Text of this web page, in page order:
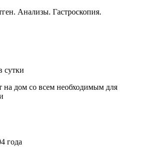
Анализы. Гастроскопия.
сутки
дом со всем необходимым для
года